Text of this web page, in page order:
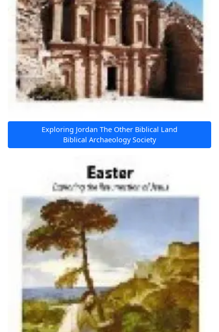
Exploring Jordan The Other Biblical Land
Biblical Archaeology Society